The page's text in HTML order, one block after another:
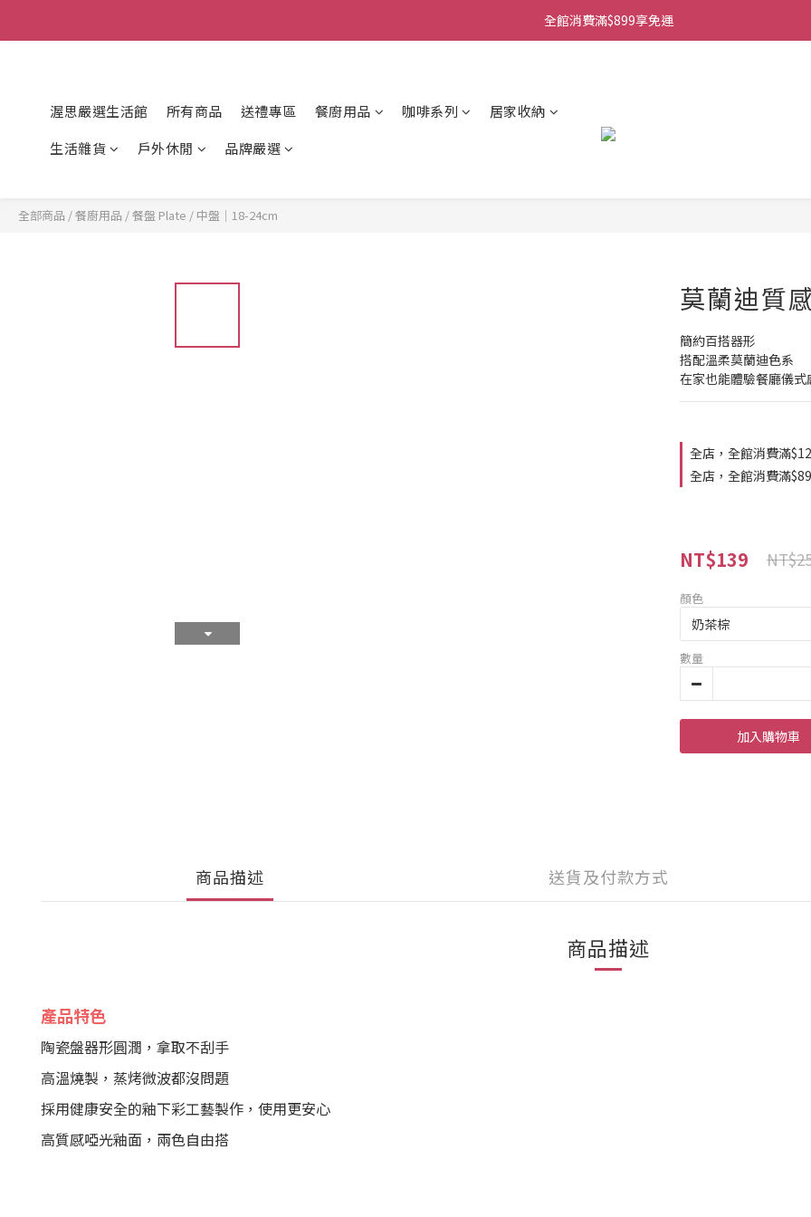
全館消費滿$899享免運
渥思嚴選生活館 所有商品 送禮專區 餐廚用品 咖啡系列
居家收納
生活雜貨
戶外休閒 品牌嚴選
全部商品 /餐廚用品 /餐盤 Plate / 中盤｜18-24cm
莫蘭迪質
簡約百搭器形
搭配溫柔莫蘭迪色系
在家也能體驗餐廳儀式
全店，全館消費滿
全店，全館消費滿
NT$139
顏色
數量
加入購物車
商品描述 送貨及付款方式
商品描述
產品特色
陶瓷盤器形圓潤，拿取不刮手
高溫燒製，蒸烤微波都沒問題
採用健康安全的釉下彩工藝製作，使用更安心
高質感啞光釉面，兩色自由搭